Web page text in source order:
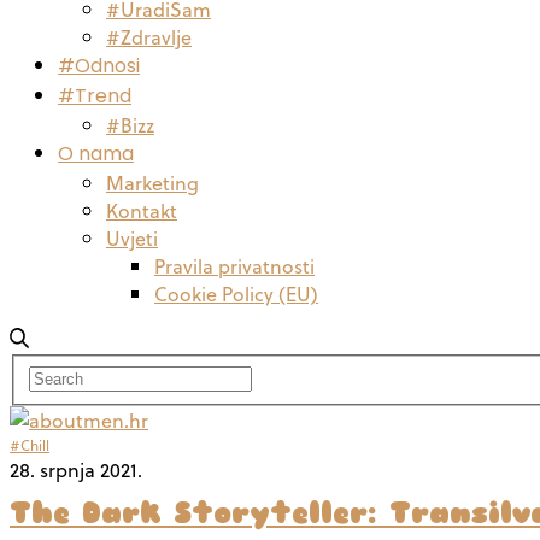
#UradiSam
#Zdravlje
#Odnosi
#Trend
#Bizz
O nama
Marketing
Kontakt
Uvjeti
Pravila privatnosti
Cookie Policy (EU)
#Chill
28. srpnja 2021.
The Dark Storyteller: